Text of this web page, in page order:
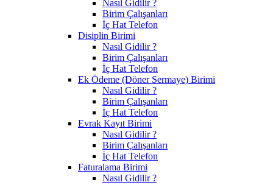
Nasıl Gidilir ?
Birim Çalışanları
İç Hat Telefon
Disiplin Birimi
Nasıl Gidilir ?
Birim Çalışanları
İç Hat Telefon
Ek Ödeme (Döner Sermaye) Birimi
Nasıl Gidilir ?
Birim Çalışanları
İç Hat Telefon
Evrak Kayıt Birimi
Nasıl Gidilir ?
Birim Çalışanları
İç Hat Telefon
Faturalama Birimi
Nasıl Gidilir ?